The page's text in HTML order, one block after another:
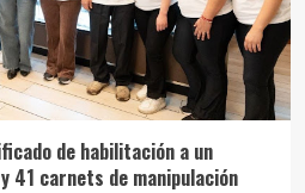
de habilitación a un
41 carnets de manipulación